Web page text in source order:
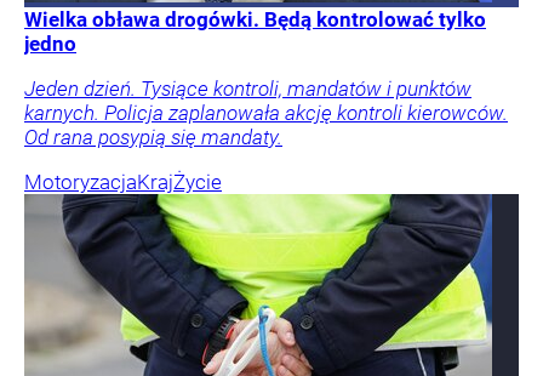
Wielka obława drogówki. Będą kontrolować tylko
jedno
Jeden dzień. Tysiące kontroli, mandatów i punktów
karnych. Policja zaplanowała akcję kontroli kierowców.
Od rana posypią się mandaty.
MotoryzacjaKrajŻycie